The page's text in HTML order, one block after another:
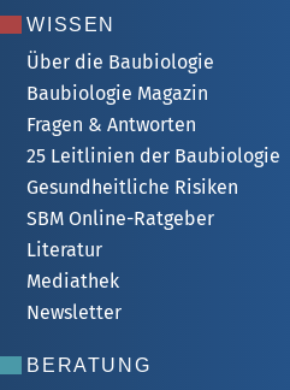
WISSEN
Über die Baubiologie
Baubiologie Magazin
Fragen & Antworten
25 Leitlinien der Baubiologie
Gesundheitliche Risiken
SBM Online-Ratgeber
Literatur
Mediathek
Newsletter
BERATUNG